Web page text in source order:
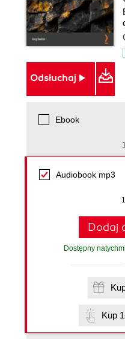
Odsłuchaj
Ebook
Audiobook mp3
Dodaj
Dostępny
Kup